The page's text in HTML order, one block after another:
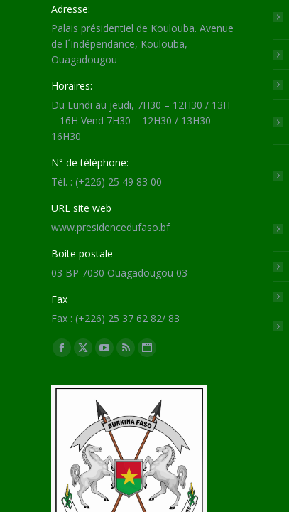
Adresse:
Palais présidentiel de Koulouba. Avenue
de l´Indépendance, Koulouba,
Ouagadougou
Horaires:
Du Lundi au jeudi, 7H30 – 12H30 / 13H
– 16H Vend 7H30 – 12H30 / 13H30 –
16H30
N° de téléphone:
Tél. : (+226) 25 49 83 00
URL site web
www.presidencedufaso.bf
Boite postale
03 BP 7030 Ouagadougou 03
Fax
Fax : (+226) 25 37 62 82/ 83
Trouvez nous sur :
Facebook
opens
window
X
opens
new
window
YouTube
opens
in
new
window
RSS
opens
new
window
Site
page
opens
in
new
window